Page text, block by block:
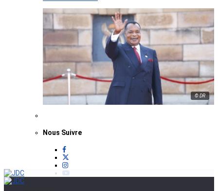
© DR
Nous Suivre